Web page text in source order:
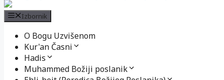
Izbornik
O Bogu Uzvišenom
Kur'an Časni
Hadis
Muhammed Božiji poslanik